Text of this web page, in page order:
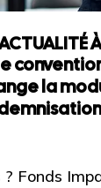
la
? Fonds